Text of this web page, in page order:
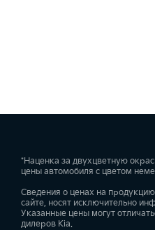
*Наценка за двухцветную
цены автомобиля с цветом
Сведения о ценах на
сайте, носят исключительно
Указанные цены могут
дилеров Kia.